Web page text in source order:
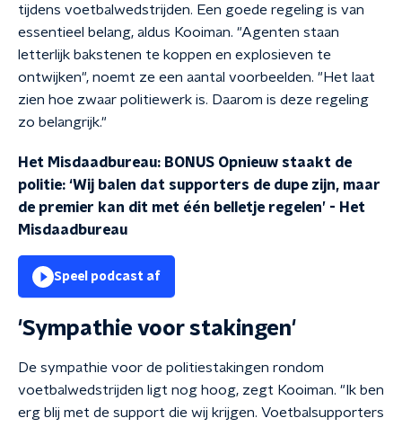
tijdens voetbalwedstrijden. Een goede regeling is van
essentieel belang, aldus Kooiman. "Agenten staan
letterlijk bakstenen te koppen en explosieven te
ontwijken", noemt ze een aantal voorbeelden. "Het laat
zien hoe zwaar politiewerk is. Daarom is deze regeling
zo belangrijk."
Het Misdaadbureau: BONUS Opnieuw staakt de
politie: ‘Wij balen dat supporters de dupe zijn, maar
de premier kan dit met één belletje regelen’ - Het
Misdaadbureau
Speel podcast af
'Sympathie voor stakingen'
De sympathie voor de politiestakingen rondom
voetbalwedstrijden ligt nog hoog, zegt Kooiman. "Ik ben
erg blij met de support die wij krijgen. Voetbalsupporters